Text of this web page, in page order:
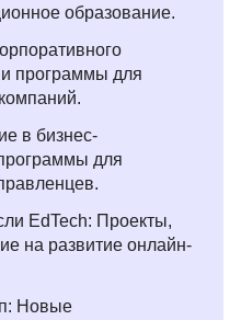
образование.
программы для
в бизнес-
для
EdTech: Проекты,
на развитие онлайн-
Новые